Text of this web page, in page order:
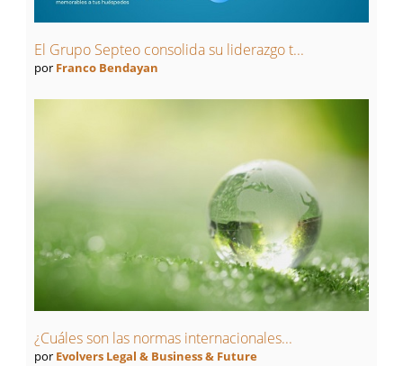
El Grupo Septeo consolida su liderazgo t...
por Franco Bendayan
¿Cuáles son las normas internacionales...
por Evolvers Legal & Business & Future